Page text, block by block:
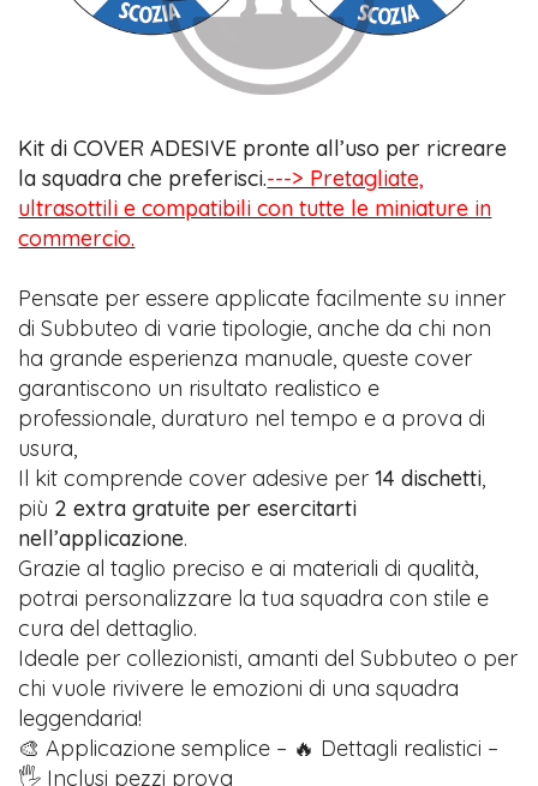
Kit di COVER ADESIVE pronte all’uso per ricreare
la squadra che preferisci.---> Pretagliate,
ultrasottili e compatibili con tutte le miniature in
commercio.
Pensate per essere applicate facilmente su inner
di Subbuteo di varie tipologie, anche da chi non
ha grande esperienza manuale, queste cover
garantiscono un risultato realistico e
professionale, duraturo nel tempo e a prova di
usura,
Il kit comprende cover adesive per14 dischetti,
più 2 extra gratuite per esercitarti
nell’applicazione.
Grazie al taglio preciso e ai materiali di qualità,
potrai personalizzare la tua squadra con stile e
cura del dettaglio.
Ideale per collezionisti, amanti del Subbuteo o per
chi vuole rivivere le emozioni di una squadra
leggendaria!
🎨 Applicazione semplice – 🔥 Dettagli realistici –
🖐️ Inclusi pezzi prova